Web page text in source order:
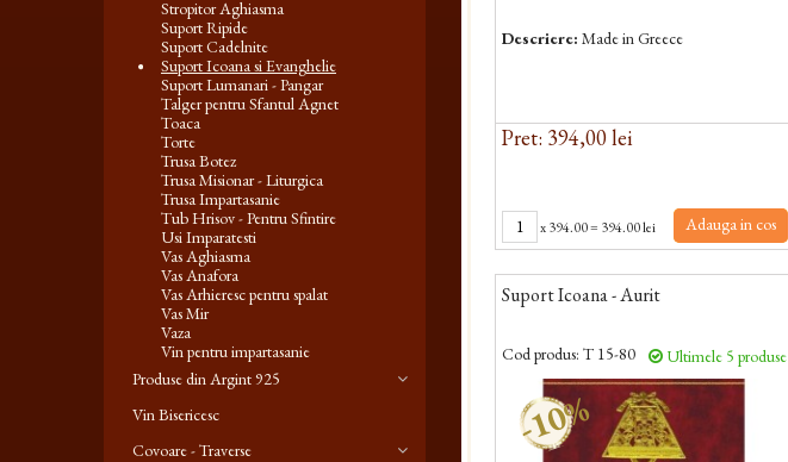
Stropitor Aghiasma
Suport Ripide
Suport Cadelnite
Suport Icoana si Evanghelie
Suport Lumanari - Pangar
Talger pentru Sfantul Agnet
Toaca
Torte
Trusa Botez
Trusa Misionar - Liturgica
Trusa Impartasanie
Tub Hrisov - Pentru Sfintire
Usi Imparatesti
Vas Aghiasma
Vas Anafora
Vas Arhieresc pentru spalat
Vas Mir
Vaza
Vin pentru impartasanie
Produse din Argint 925
Vin Bisericesc
Covoare - Traverse
Descriere: Made in Greece
Pret: 394,00 lei
x394.00= 394.00 lei Adauga in cos
Suport Icoana - Aurit
Cod produs: T 15-80 Ultimele 5 produse
-10%